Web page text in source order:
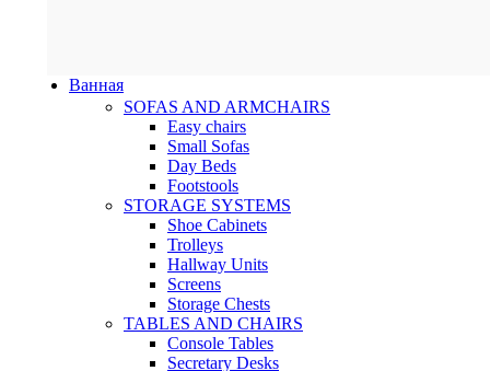
Ванная
SOFAS AND ARMCHAIRS
Easy chairs
Small Sofas
Day Beds
Footstools
STORAGE SYSTEMS
Shoe Cabinets
Trolleys
Hallway Units
Screens
Storage Chests
TABLES AND CHAIRS
Console Tables
Secretary Desks